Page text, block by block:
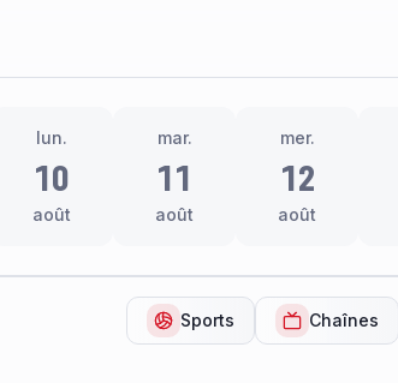
lun.
10
août
mar.
11
août
mer.
12
août
Sports Chaînes